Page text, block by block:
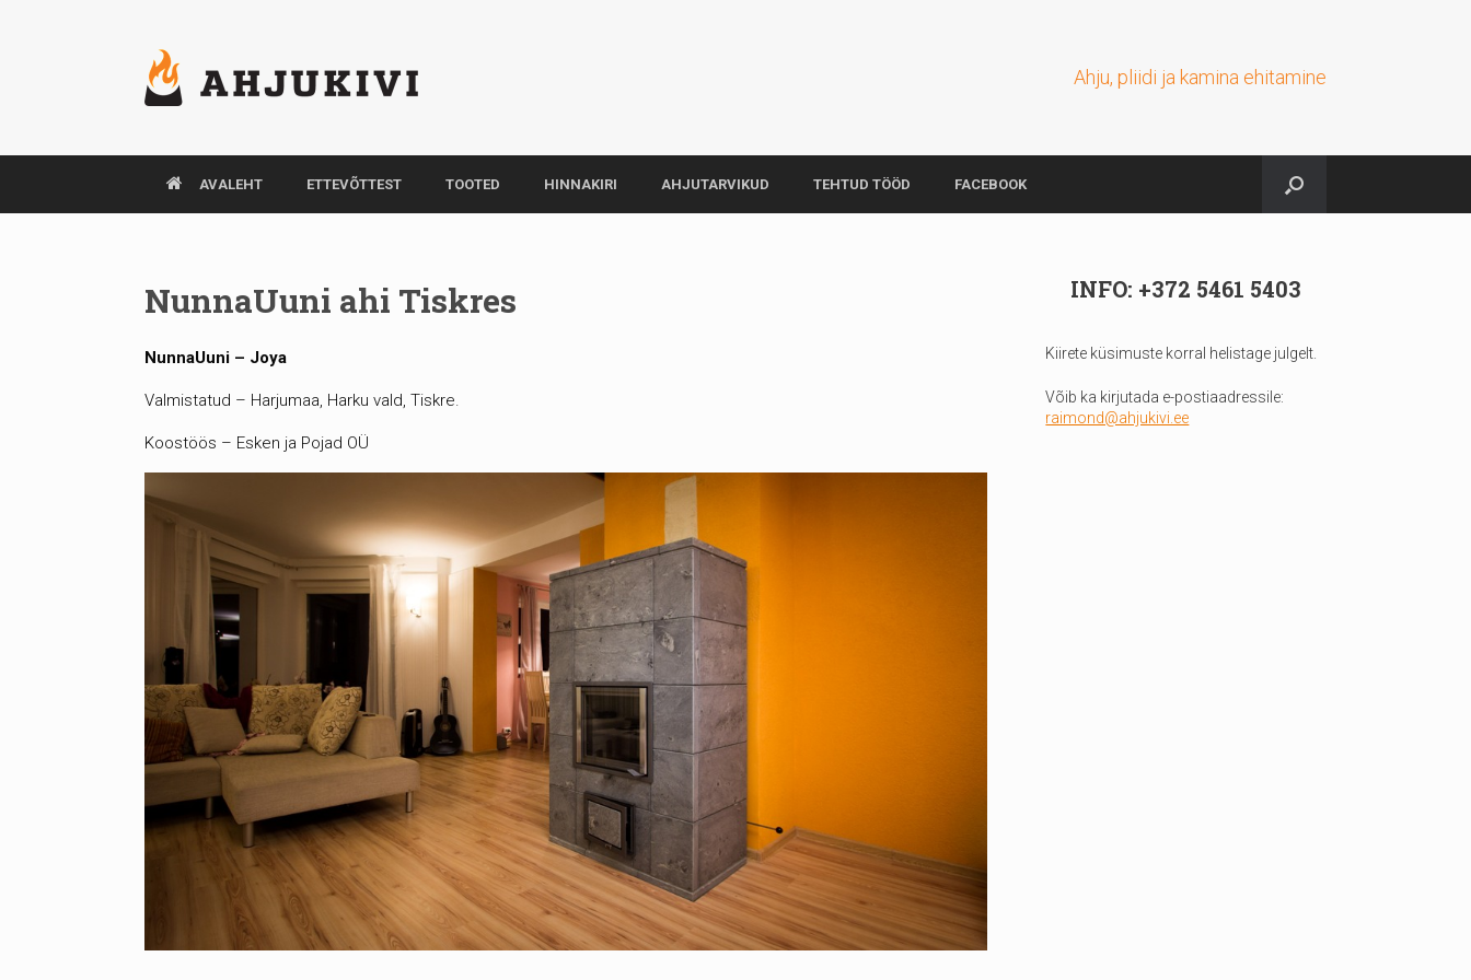
Ahju, pliidi ja kamina ehitamine
AVALEHT ETTEVÕTTEST TOOTED HINNAKIRI AHJUTARVIKUD TEHTUD TÖÖD FACEBOOK
NunnaUuni ahi Tiskres
NunnaUuni – Joya
Valmistatud – Harjumaa, Harku vald, Tiskre.
Koostöös – Esken ja Pojad OÜ
INFO: +372 5461 5403
Kiirete küsimuste korral helistage julgelt.
Võib ka kirjutada e-postiaadressile:
raimond@ahjukivi.ee